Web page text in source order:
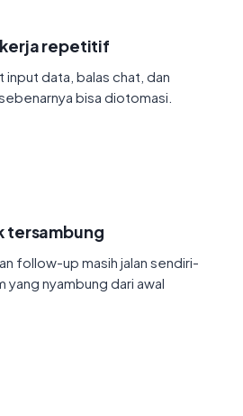
kerja repetitif
input data, balas chat, dan
bisa diotomasi.
tersambung
follow-up masih jalan sendiri-
yang nyambung dari awal